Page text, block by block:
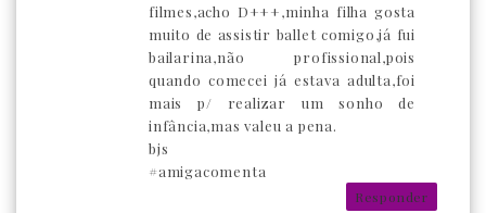
filmes,acho D+++,minha filha gosta
muito de assistir ballet comigo,já fui
bailarina,não profissional,pois
quando comecei já estava adulta,foi
mais p/ realizar um sonho de
infância,mas valeu a pena.
bjs
#amigacomenta
Responder